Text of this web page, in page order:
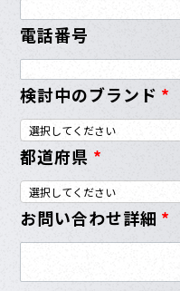
電話番号
検討中のブランド *
都道府県 *
お問い合わせ詳細 *